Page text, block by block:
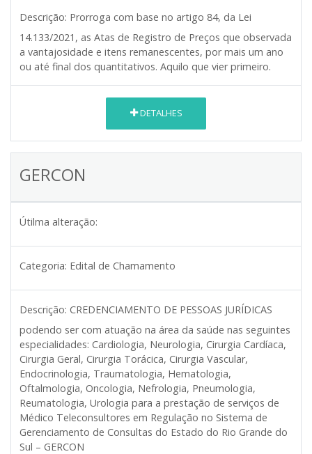
Descrição: Prorroga com base no artigo 84, da Lei
14.133/2021, as Atas de Registro de Preços que observada
a vantajosidade e itens remanescentes, por mais um ano
ou até final dos quantitativos. Aquilo que vier primeiro.
DETALHES
GERCON
Útilma alteração:
Categoria: Edital de Chamamento
Descrição: CREDENCIAMENTO DE PESSOAS JURÍDICAS
podendo ser com atuação na área da saúde nas seguintes
especialidades: Cardiologia, Neurologia, Cirurgia Cardíaca,
Cirurgia Geral, Cirurgia Torácica, Cirurgia Vascular,
Endocrinologia, Traumatologia, Hematologia,
Oftalmologia, Oncologia, Nefrologia, Pneumologia,
Reumatologia, Urologia para a prestação de serviços de
Médico Teleconsultores em Regulação no Sistema de
Gerenciamento de Consultas do Estado do Rio Grande do
Sul – GERCON